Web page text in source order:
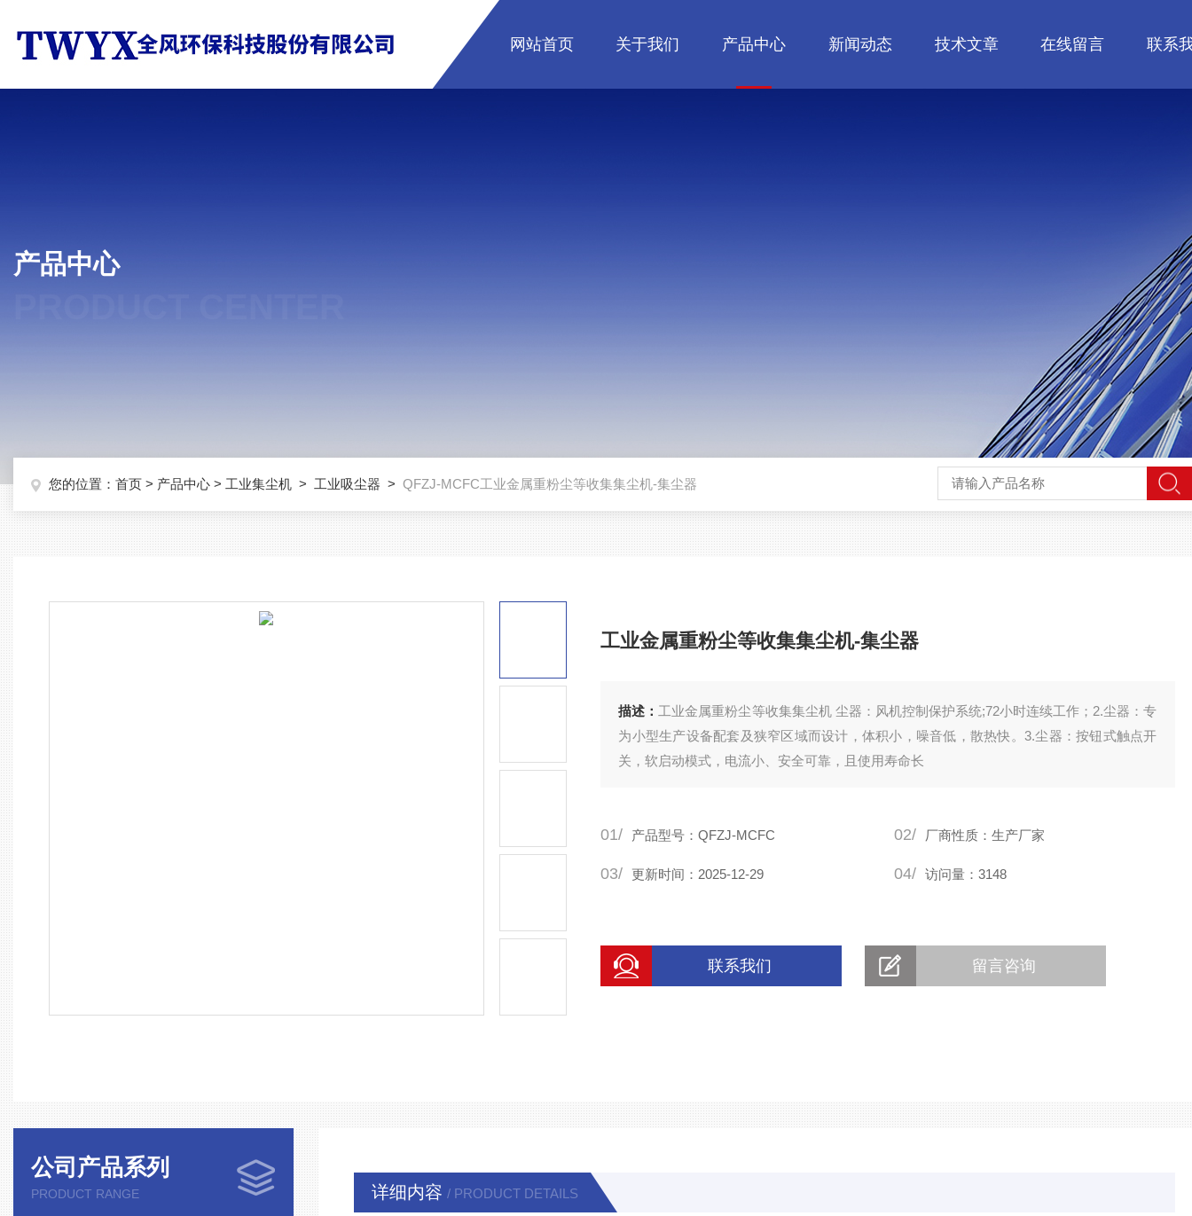
网站首页 关于我们 产品中心 新闻动态 技术文章 在线留言 联系
产品中心
您的位置： 首页 > 产品中心 > 工业集尘机 > 工业吸尘器 > QFZJ-MCFC工业金属重粉尘等收集集尘机-集尘器
工业金属重粉尘等收集集尘机-集尘器
描述： 工业金属重粉尘等收集集尘机 尘器：风机控制保护系统;72小时连续工作；2.尘器：专
为小型生产设备配套及狭窄区域而设计，体积小，噪音低，散热快。3.尘器：按钮式触点开
关，软启动模式，电流小、安全可靠，且使用寿命长
01/ 产品型号：QFZJ-MCFC 02/ 厂商性质：生产厂家
03/ 更新时间：2025-12-29 04/ 访问量：3148
联系我们 留言咨询
公司产品系列
PRODUCT RANGE 详细内容 / PRODUCT DETAILS